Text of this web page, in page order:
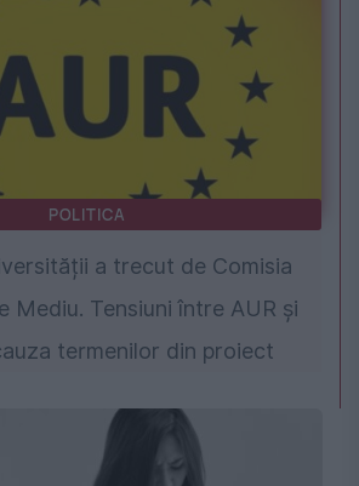
POLITICA
a trecut de Comisia
Mediu. Tensiuni între AUR și
termenilor din proiect